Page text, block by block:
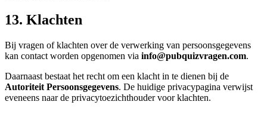
13. Klachten
Bij vragen of klachten over de verwerking van persoonsgegevens
kan contact worden opgenomen via info@pubquizvragen.com.
Daarnaast bestaat het recht om een klacht in te dienen bij de
Autoriteit Persoonsgegevens. De huidige privacypagina verwijst
eveneens naar de privacytoezichthouder voor klachten.